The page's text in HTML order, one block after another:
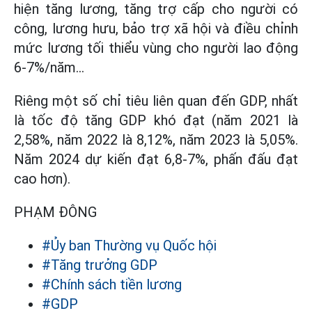
hiện tăng lương, tăng trợ cấp cho người có
công, lương hưu, bảo trợ xã hội và điều chỉnh
mức lương tối thiểu vùng cho người lao động
6-7%/năm…
Riêng một số chỉ tiêu liên quan đến GDP, nhất
là tốc độ tăng GDP khó đạt (năm 2021 là
2,58%, năm 2022 là 8,12%, năm 2023 là 5,05%.
Năm 2024 dự kiến đạt 6,8-7%, phấn đấu đạt
cao hơn).
PHẠM ĐÔNG
#Ủy ban Thường vụ Quốc hội
#Tăng trưởng GDP
#Chính sách tiền lương
#GDP